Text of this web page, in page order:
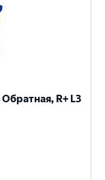
Обратная, R+ L3